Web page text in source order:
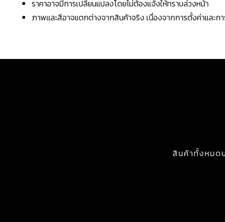
ราคาอาจมีการเปลี่ยนแปลงโดยไม่ต้องแจ้งให้ทราบล่วงหน้า
ภาพและสีอาจแตกต่างจากสินค้าจริง เนื่องจากการตั้งค่าและก
สินค้าทั้งหมด